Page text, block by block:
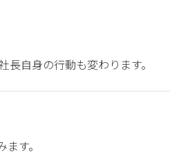
長自身の行動も変わります。
す。